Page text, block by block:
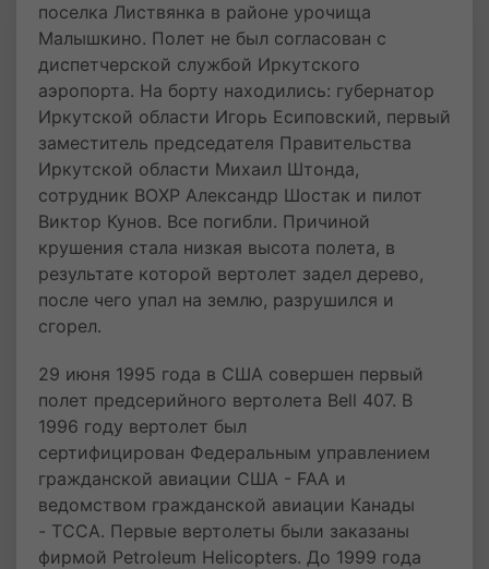
поселка Листвянка в районе урочища
Малышкино. Полет не был согласован с
диспетчерской службой Иркутского
аэропорта. На борту находились: губернатор
Иркутской области Игорь Есиповский, первый
заместитель председателя Правительства
Иркутской области Михаил Штонда,
сотрудник ВОХР Александр Шостак и пилот
Виктор Кунов. Все погибли. Причиной
крушения стала низкая высота полета, в
результате которой вертолет задел дерево,
после чего упал на землю, разрушился и
сгорел.
29 июня 1995 года в США совершен первый
полет предсерийного вертолета Bell 407. В
1996 году вертолет был
сертифицирован Федеральным управлением
гражданской авиации США - FAA и
ведомством гражданской авиации Канады
- TCCA. Первые вертолеты были заказаны
фирмой Petroleum Helicopters. До 1999 года